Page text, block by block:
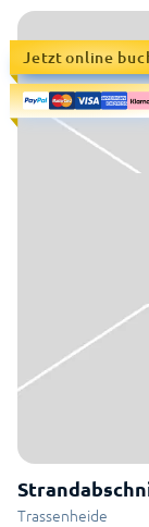
Trassenheide
Jetzt online